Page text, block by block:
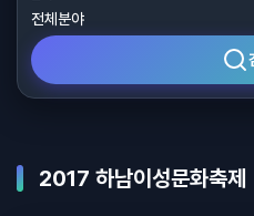
2017 하남이성문화축제